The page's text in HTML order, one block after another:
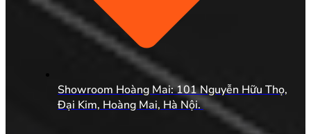
Showroom Hoàng Mai: 101 Nguyễn Hữu Thọ,
Đại Kim, Hoàng Mai, Hà Nội.